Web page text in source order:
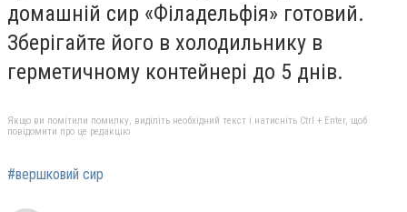
домашній сир «Філадельфія» готовий.
Зберігайте його в холодильнику в
герметичному контейнері до 5 днів.
Якщо ви помітили помилку, виділіть необхідний текст і натисніть Ctrl + Enter, щоб
повідомити про це редакцію
#вершковий сир